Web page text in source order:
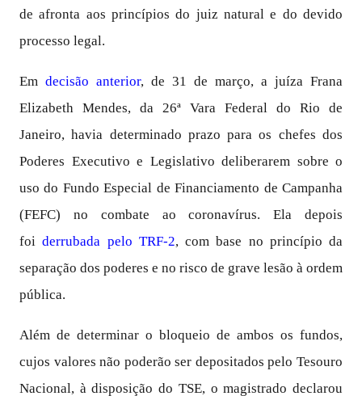
de afronta aos princípios do juiz natural e do devido
processo legal.
Em decisão anterior, de 31 de março, a juíza Frana
Elizabeth Mendes, da 26ª Vara Federal do Rio de
Janeiro, havia determinado prazo para os chefes dos
Poderes Executivo e Legislativo deliberarem sobre o
uso do Fundo Especial de Financiamento de Campanha
(FEFC) no combate ao coronavírus. Ela depois
foiderrubada pelo TRF-2, com base no princípio da
separação dos poderes e no risco de grave lesão à ordem
pública.
Além de determinar o bloqueio de ambos os fundos,
cujos valores não poderão ser depositados pelo Tesouro
Nacional, à disposição do TSE, o magistrado declarou